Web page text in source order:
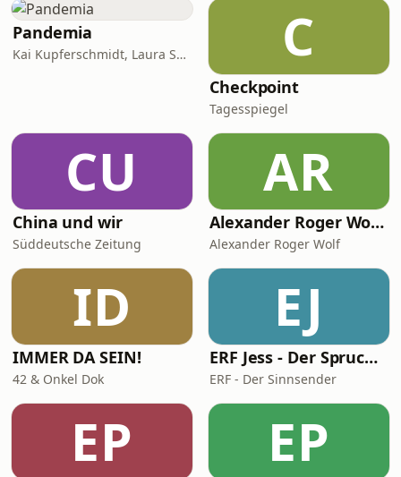
Pandemia
Kai Kupferschmidt, Laura Salm-Reifferscheidt C
Checkpoint
Tagesspiegel
CU
China und wir
Süddeutsche Zeitung
AR
Alexander Roger Wolf - 🎙 Get the Job – Der Podcast für starke Präsenz vor der Kamera & auf Social Media
Alexander Roger Wolf
ID
IMMER DA SEIN!
42 & Onkel Dok
EJ
ERF Jess - Der Spruch des Tages
ERF - Der Sinnsender
EP EP